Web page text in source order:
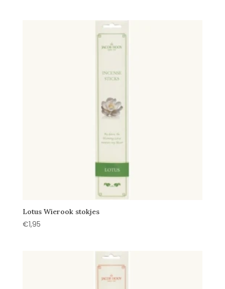
Lotus Wierook stokjes
€1,95